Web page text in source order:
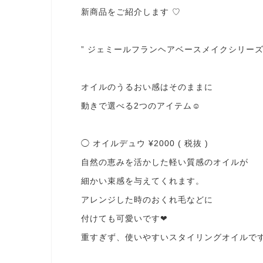
新商品をご紹介します ♡
” ジェミールフランヘアベースメイクシリー
オイルのうるおい感はそのままに
動きで選べる2つのアイテム☺︎
◯ オイルデュウ ¥2000 ( 税抜 )
自然の恵みを活かした軽い質感のオイルが
細かい束感を与えてくれます。
アレンジした時のおくれ毛などに
付けても可愛いです❤︎
重すぎず、使いやすいスタイリングオイルで